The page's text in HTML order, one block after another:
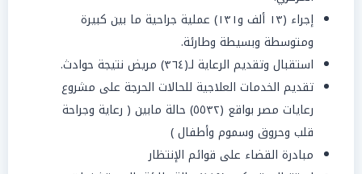
إجراء (١٣ ألف و١٣١) عملية جراحية ما بين كبيرة
ومتوسطة وبسيطة وطارئة.
استقبال وتقديم الرعاية لـ(٣٦٤) مريض نتيجة حوادث.
تقديم الخدمات العلاجية للحالات الحرجة على مشروع
رعايات مصر بواقع (٥٥٣٢) حالة مابين ( رعاية وجراحة
قلب وحروق وسموم وأطفال )
مبادرة القضاء على قوائم الإنتظار